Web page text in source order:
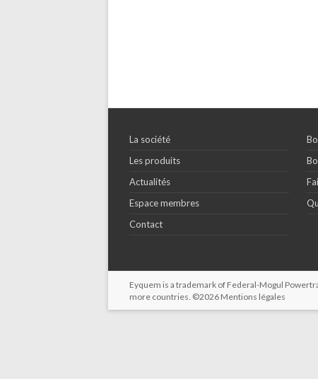
La société
Les produits
Actualités
Espace membres
Contact
Eyquem is a trademark of Federal-Mogul
more countries. ©2026 Mentions légales